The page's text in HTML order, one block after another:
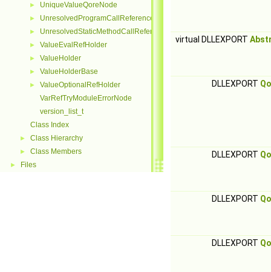
► UniqueValueQoreNode
► UnresolvedProgramCallReferenceNode
► UnresolvedStaticMethodCallReferenceNode
► ValueEvalRefHolder
► ValueHolder
► ValueHolderBase
►
ValueOptionalRefHolder
VarRefTryModuleErrorNode
version_list_t
Class Index
► Class Hierarchy
► Class Members
► Files
virtual DLLEXPORT
DLLEXPORT
DLLEXPORT
DLLEXPORT
DLLEXPORT